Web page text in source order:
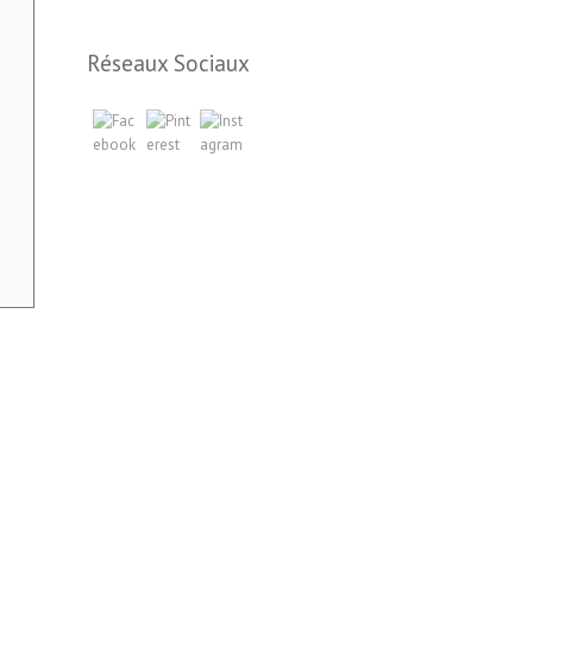
Réseaux Sociaux